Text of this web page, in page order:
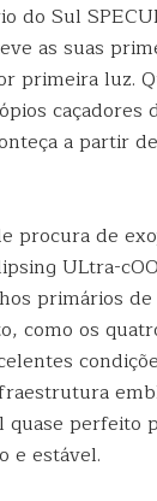
do Sul
as suas
primeira luz.
caçadores
a partir
procura de
ULtra-
primários de
como os
quase perfeito
e estável.